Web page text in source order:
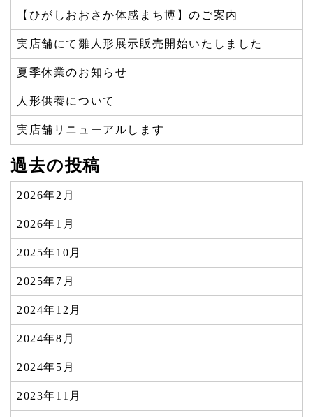
【ひがしおおさか体感まち博】のご案内
実店舗にて雛人形展示販売開始いたしました
夏季休業のお知らせ
人形供養について
実店舗リニューアルします
過去の投稿
2026年2月
2026年1月
2025年10月
2025年7月
2024年12月
2024年8月
2024年5月
2023年11月